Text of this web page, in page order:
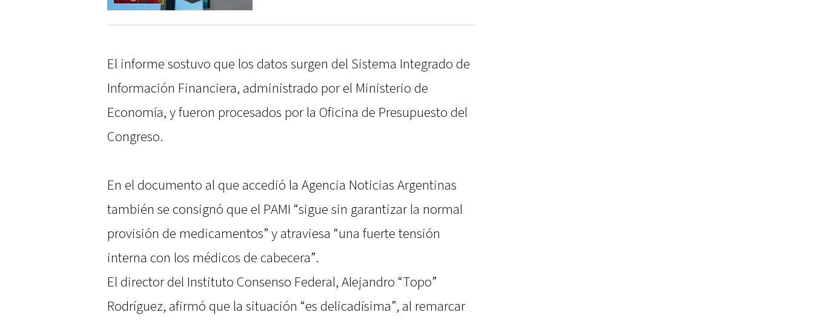
El informe sostuvo que los datos surgen del Sistema Integrado de
Información Financiera, administrado por el Ministerio de
Economía, y fueron procesados por la Oficina de Presupuesto del
Congreso.
En el documento al que accedió la Agencia Noticias Argentinas
también se consignó que el PAMI “sigue sin garantizar la normal
provisión de medicamentos” y atraviesa “una fuerte tensión
interna con los médicos de cabecera”.
El director del Instituto Consenso Federal, Alejandro “Topo”
Rodríguez, afirmó que la situación “es delicadísima”, al remarcar